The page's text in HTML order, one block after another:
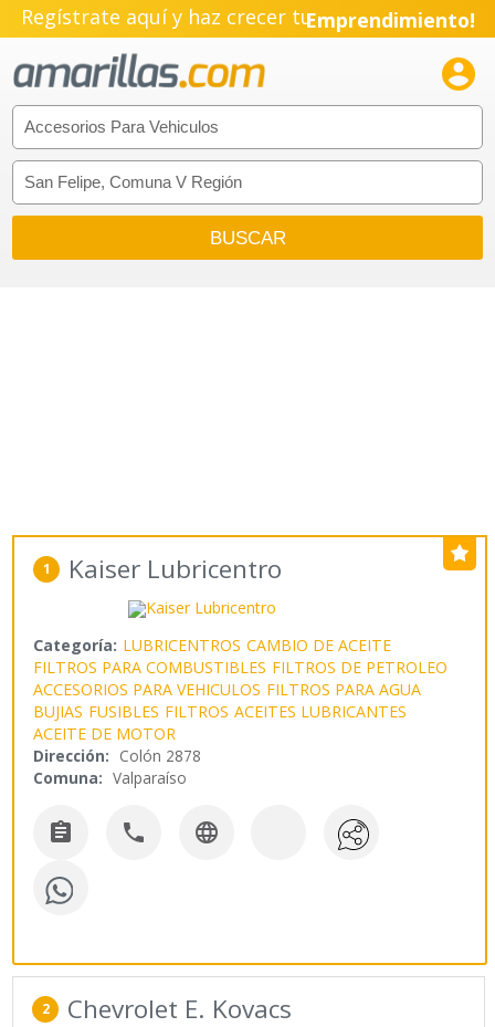
Regístrate aquí y haz crecer tuEmprendimiento!

1 Kaiser Lubricentro
Categoría: LUBRICENTROS CAMBIO DE ACEITE
FILTROS PARA COMBUSTIBLES FILTROS DE PETROLEO
ACCESORIOS PARA VEHICULOS FILTROS PARA AGUA
BUJIAS FUSIBLES FILTROS ACEITES LUBRICANTES
ACEITE DE MOTOR
Dirección: Colón 2878
Comuna: Valparaíso
  
2 Chevrolet E. Kovacs